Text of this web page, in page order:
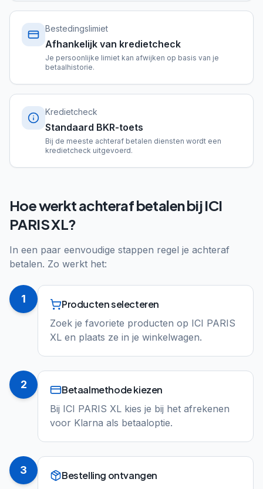
Bestedingslimiet
Afhankelijk van kredietcheck
Je persoonlijke limiet kan afwijken op basis van je
betaalhistorie.
Kredietcheck
Standaard BKR-toets
Bij de meeste achteraf betalen diensten wordt een
kredietcheck uitgevoerd.
Hoe werkt achteraf betalen bij ICI
PARIS XL?
In een paar eenvoudige stappen regel je achteraf
betalen. Zo werkt het:
1 Producten selecteren
Zoek je favoriete producten op ICI PARIS
XL en plaats ze in je winkelwagen.
2 Betaalmethode kiezen
Bij ICI PARIS XL kies je bij het afrekenen
voor Klarna als betaaloptie.
3 Bestelling ontvangen